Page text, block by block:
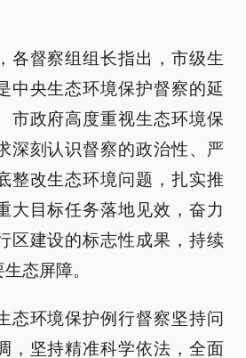
各督察组组长指出，市级生
中央生态环境保护督察的延
市政府高度重视生态环境保
深刻认识督察的政治性、严
整改生态环境问题，扎实推
大目标任务落地见效，奋力
区建设的标志性成果，持续
态屏障。
态环境保护例行督察坚持问
，坚持精准科学依法，全面